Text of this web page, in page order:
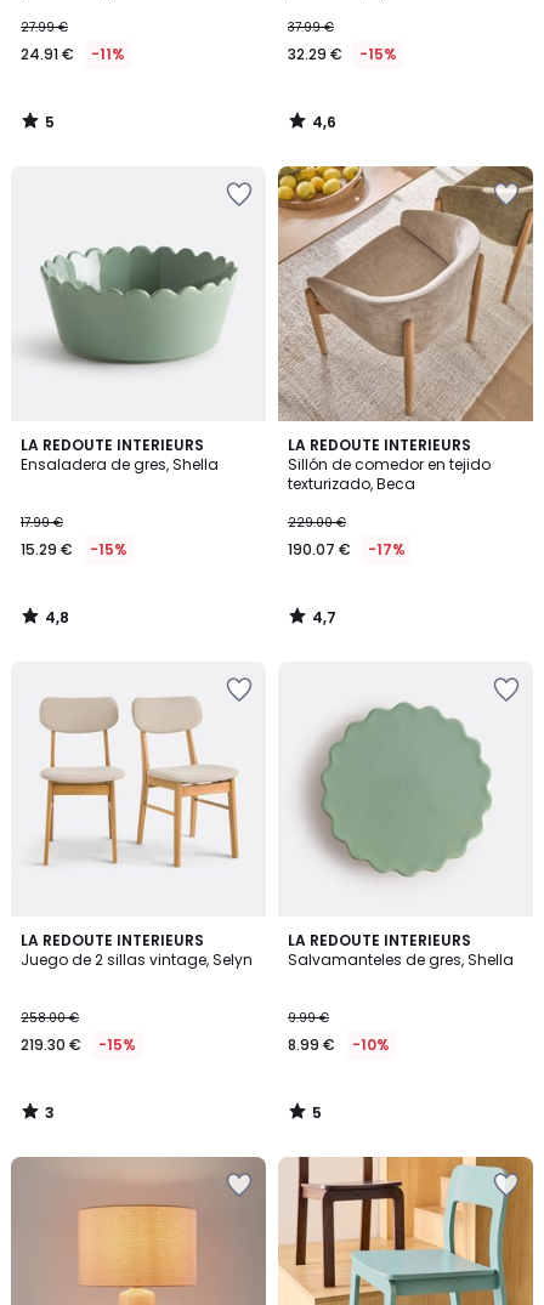
27.99 €
24.91 € -11%
5
/
37.99 €
32.29 € -15%
4,6
/
LA REDOUTE INTERIEURS
Ensaladera de gres, Shella
17.99 €
15.29 € -15%
4,8
/ 5
4,8
/
LA REDOUTE INTERIEURS
Sillón de comedor en tejido
texturizado, Beca
229.00 €
190.07 € -17%
4,7
/ 5
4,7
/
LA REDOUTE INTERIEURS
Juego de 2 sillas vintage, Selyn
258.00 €
219.30 € -15%
3
/
3
/
LA REDOUTE INTERIEURS
Salvamanteles de gres, Shella
9.99 €
8.99 € -10%
5
/
5
/